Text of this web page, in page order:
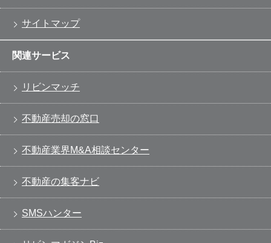
サイトマップ
関連サービス
リビンマッチ
不動産売却の窓口
不動産業界M&A相談センター
不動産の集客ナビ
SMSハンター